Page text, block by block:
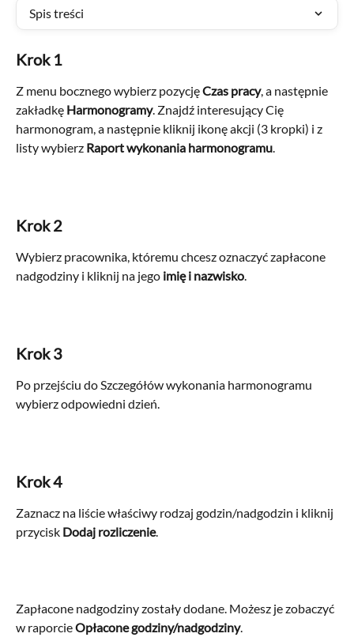
Spis treści
Krok 1
Z menu bocznego wybierz pozycję Czas pracy, a następnie
zakładkę Harmonogramy. Znajdź interesujący Cię
harmonogram, a następnie kliknij ikonę akcji (3 kropki) i z
listy wybierz Raport wykonania harmonogramu.
Krok 2
Wybierz pracownika, któremu chcesz oznaczyć zapłacone
nadgodziny i kliknij na jego imię i nazwisko.
Krok 3
Po przejściu do Szczegółów wykonania harmonogramu
wybierz odpowiedni dzień.
Krok 4
Zaznacz na liście właściwy rodzaj godzin/nadgodzin i kliknij
przycisk Dodaj rozliczenie.
Zapłacone nadgodziny zostały dodane. Możesz je zobaczyć
w raporcie Opłacone godziny/nadgodziny.